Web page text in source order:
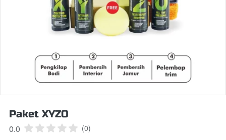
Paket XYZO
0.0 (0)